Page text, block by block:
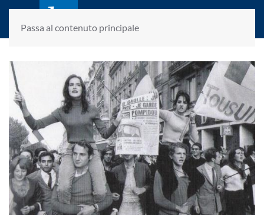
Passa al contenuto principale
laletteraturaenoi.it
fondato da Romano Luperini